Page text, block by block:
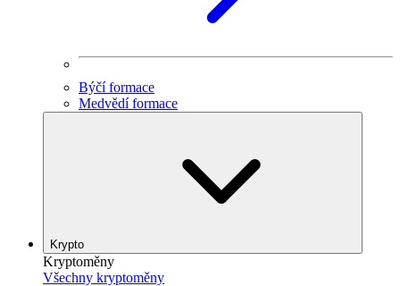
Býčí formace
Medvědí formace
Krypto
Kryptoměny
Všechny kryptoměny